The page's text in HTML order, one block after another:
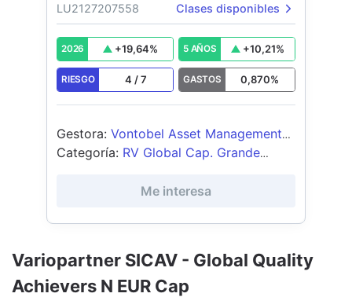
Variopartner SICAV - Global Quality
Achievers N EUR Cap
LU2127207558 Clases disponibles
2026 +19,64% 5 AÑOS +10,21%
RIESGO 4 /7 GASTOS 0,870%
Gestora: Vontobel Asset Management
AG
Categoría: RV Global Cap. Grande
Me interesa